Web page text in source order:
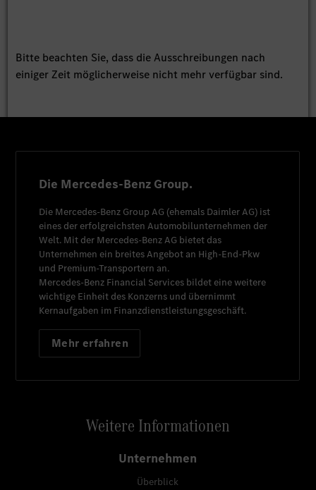
Bitte beachten Sie, dass die Ausschreibungen nach
einiger Zeit möglicherweise nicht mehr verfügbar sind.
Die Mercedes-Benz Group.
Die Mercedes-Benz Group AG (ehemals Daimler AG) ist
eines der erfolgreichsten Automobilunternehmen der
Welt. Mit der Mercedes-Benz AG bietet das
Unternehmen ein breites Angebot an High-End-Pkw
und Premium-Transportern an.
Mercedes-Benz Financial Services bildet eine weitere
wichtige Einheit des Konzerns und übernimmt
Kernaufgaben im Finanzdienstleistungsgeschäft.
Mehr erfahren
Weitere Informationen
Unternehmen
Überblick